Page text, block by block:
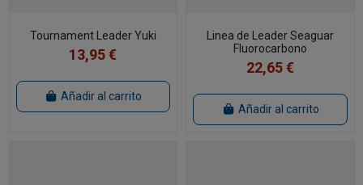
Tournament Leader Yuki
13,95 €
Añadir al carrito
Linea de Leader Seaguar
Fluorocarbono
22,65 €
Añadir al carrito